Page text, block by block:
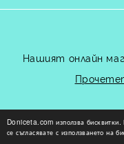
Doniceta.com използва бисквитки.
се съгласявате с използването на
Нашият онлайн